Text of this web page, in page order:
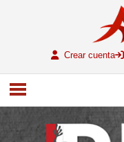
Crear cuenta